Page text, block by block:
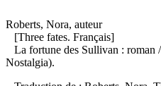
Roberts, Nora, auteur
[Three fates. Français]
La fortune des Sullivan : roman
Nostalgia).